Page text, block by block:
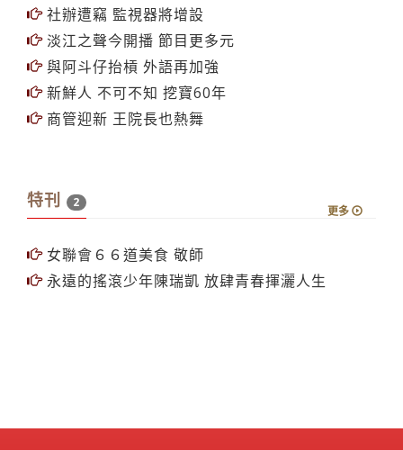
社辦遭竊 監視器將增設
淡江之聲今開播 節目更多元
與阿斗仔抬槓 外語再加強
新鮮人 不可不知 挖寶60年
商管迎新 王院長也熱舞
特刊 2
更多
女聯會６６道美食 敬師
永遠的搖滾少年陳瑞凱 放肆青春揮灑人生